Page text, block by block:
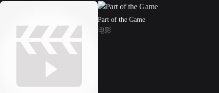
Part of the Game
电影